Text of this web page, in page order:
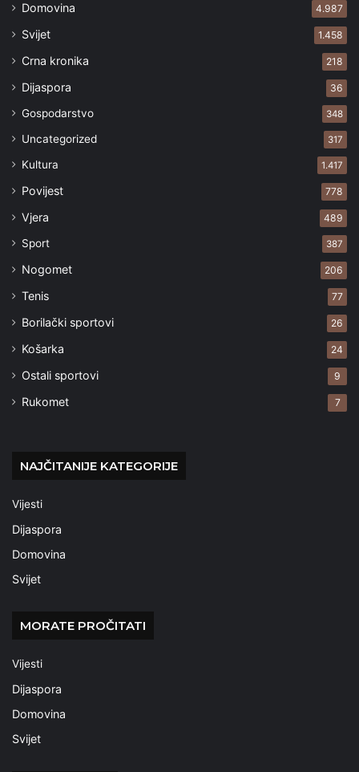
Domovina 4.987
Svijet 1.458
Crna kronika 218
Dijaspora 36
Gospodarstvo 348
Uncategorized 317
Kultura 1.417
Povijest 778
Vjera 489
Sport 387
Nogomet 206
Tenis 77
Borilački sportovi 26
Košarka 24
Ostali sportovi 9
Rukomet 7
NAJČITANIJE KATEGORIJE
Vijesti
Dijaspora
Domovina
Svijet
MORATE PROČITATI
Vijesti
Dijaspora
Domovina
Svijet